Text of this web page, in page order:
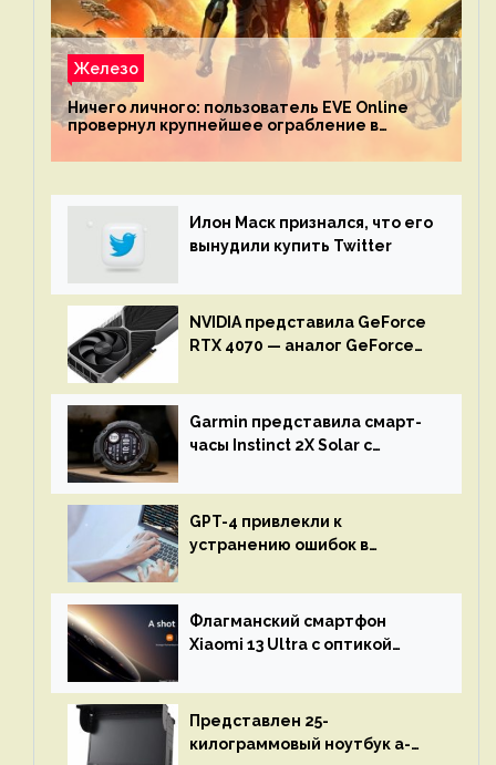
Железо
Ничего личного: пользователь EVE Online
провернул крупнейшее ограбление в
механике
Илон Маск признался, что его
вынудили купить Twitter
NVIDIA представила GeForce
RTX 4070 — аналог GeForce
Garmin представила смарт-
часы Instinct 2X Solar с
GPT-4 привлекли к
устранению ошибок в
остановится до полного
восстановления кода и
объяснит, что пошло не так
Флагманский смартфон
Xiaomi 13 Ultra с оптикой
представят 18 апреля
Представлен 25-
килограммовый ноутбук a-